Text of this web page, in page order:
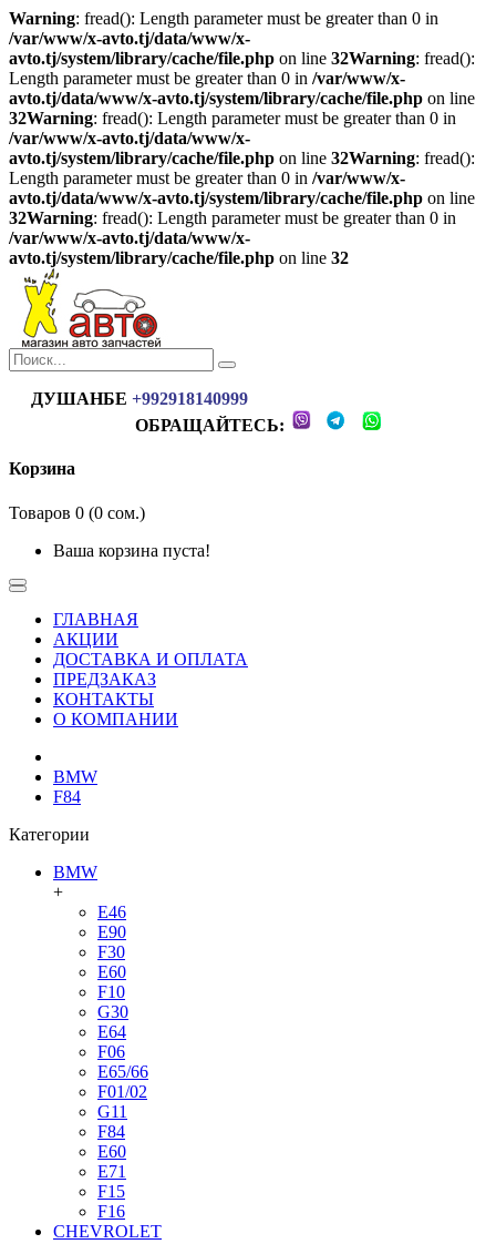
Warning: fread(): Length parameter must be greater than 0 in
/var/www/x-avto.tj/data/www/x-
avto.tj/system/library/cache/file.php on line 32Warning: fread():
Length parameter must be greater than 0 in /var/www/x-
avto.tj/data/www/x-avto.tj/system/library/cache/file.php on line
32Warning: fread(): Length parameter must be greater than 0 in
/var/www/x-avto.tj/data/www/x-
avto.tj/system/library/cache/file.php on line 32Warning: fread():
Length parameter must be greater than 0 in /var/www/x-
avto.tj/data/www/x-avto.tj/system/library/cache/file.php on line
32Warning: fread(): Length parameter must be greater than 0 in
/var/www/x-avto.tj/data/www/x-
avto.tj/system/library/cache/file.php on line 32
ДУШАНБЕ +992918140999
ОБРАЩАЙТЕСЬ:
Корзина
Товаров 0 (0 сом.)
Ваша корзина пуста!
ГЛАВНАЯ
АКЦИИ
ДОСТАВКА И ОПЛАТА
ПРЕДЗАКАЗ
КОНТАКТЫ
О КОМПАНИИ
BMW
F84
Категории
BMW
+
E46
E90
F30
E60
F10
G30
E64
F06
E65/66
F01/02
G11
F84
E60
E71
F15
F16
CHEVROLET